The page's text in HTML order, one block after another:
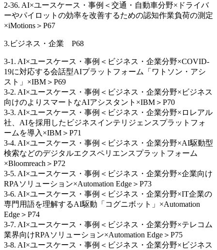
2-36. AI×ユースケース・事例＜交通・自動車分野×ドライバ
ーやパイロットの効率を改善するための認知作業負荷の測定
×iMotions＞P67
3.ビジネス・企業 P68
3-1. AI×ユースケース・事例＜ビジネス・企業分野×COVID-
19に対応する会話型AIプラットフォーム「ワトソン・アシ
スト」×IBM＞P69
3-2. AI×ユースケース・事例＜ビジネス・企業分野×ビジネス
向けのよりスマートなAIアシスタント×IBM＞P70
3-3. AI×ユースケース・事例＜ビジネス・企業分野×ロレアル
社、AIを採用したビジネスインテリジェンスプラットフォ
ームを導入×IBM＞P71
3-4. AI×ユースケース・事例＜ビジネス・企業分野×AI駆動型
検索などのデジタルエクスペリエンスプラットフォーム
×Bloomreach＞P72
3-5. AI×ユースケース・事例＜ビジネス・企業分野×企業向け
RPAソリューション×Automation Edge＞P73
3-6. AI×ユースケース・事例＜ビジネス・企業分野×IT企業の
専門用語を理解するAI駆動「コグニボット」×Automation
Edge＞P74
3-7. AI×ユースケース・事例＜ビジネス・企業分野×テレコム
業界向けRPAソリューション×Automation Edge＞P75
3-8. AI×ユースケース・事例＜ビジネス・企業分野×ビジネス